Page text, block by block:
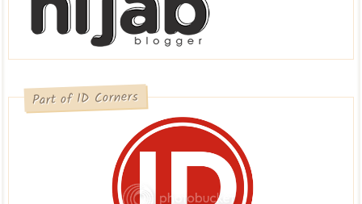
Part of ID Corners